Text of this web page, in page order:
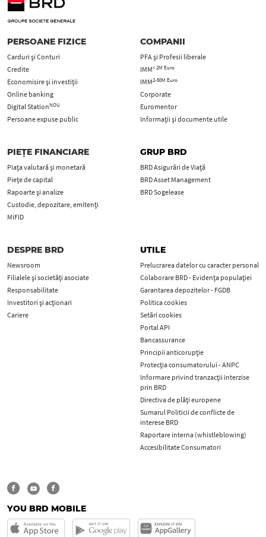
PERSOANE FIZICE
Carduri şi Conturi
Credite
Economisire și investiții
Online banking
Digital StationNOU
Persoane expuse public
COMPANII
PFA şi Profesii liberale
IMM< 2M Euro
IMM2-50M Euro
Corporate
Euromentor
Informații și documente utile
PIEȚE FINANCIARE
Piața valutară și monetară
Piețe de capital
Rapoarte și analize
Custodie, depozitare, emitenți
MiFID
GRUP BRD
BRD Asigurări de Viață
BRD Asset Management
BRD Sogelease
DESPRE BRD
Newsroom
Filialele și societăți asociate
Responsabilitate
Investitori și acționari
Cariere
UTILE
Prelucrarea datelor cu caracter personal
Colaborare BRD - Evidența populației
Garantarea depozitelor - FGDB
Politica cookies
Setări cookies
Portal API
Bancassurance
Principii anticorupţie
Protecţia consumatorului - ANPC
Informare privind tranzacții interzise
prin BRD
Directiva de plăți europene
Sumarul Politicii de conflicte de
interese BRD
Raportare interna (whistleblowing)
Accesibilitate Consumatori
YOU BRD MOBILE